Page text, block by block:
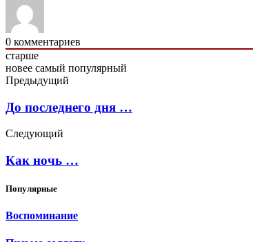
0 комментариев
старше
новее самый популярный
Предыдущий
До последнего дня …
Следующий
Как ночь …
Популярные
Воспоминание